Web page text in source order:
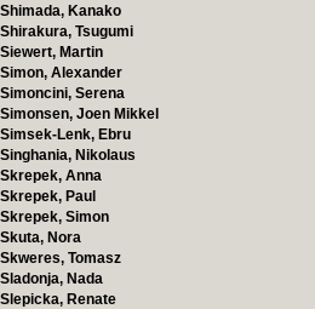
Shimada, Kanako
Shirakura, Tsugumi
Siewert, Martin
Simon, Alexander
Simoncini, Serena
Simonsen, Joen Mikkel
Simsek-Lenk, Ebru
Singhania, Nikolaus
Skrepek, Anna
Skrepek, Paul
Skrepek, Simon
Skuta, Nora
Skweres, Tomasz
Sladonja, Nada
Slepicka, Renate